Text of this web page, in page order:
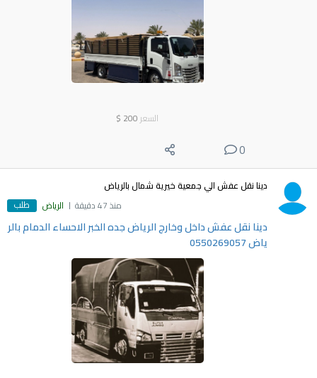
السعر 200
$
0
دينا نقل عفش الي جمعية خيرية شمال بالرياض
منذ 47 دقيقة
الرياض طلب
دينا نقل عفش داخل وخارج الرياض جده الخبر الاحساء الدمام بالر
ياض 0550269057